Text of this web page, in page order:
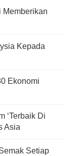
Memberikan
Kepada
Ekonomi
‘Terbaik Di
Asia
Setiap